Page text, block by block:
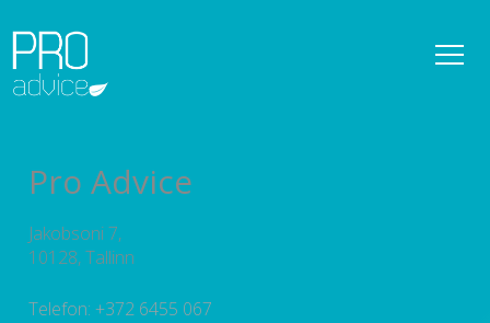
REFERENTSID
DETAILPLANEERINGUD
KONSULTATSIOONID
PROJEKTEERIMISE PROJEKTIJUHTIMINE
Pro Advice
Jakobsoni 7,
10128, Tallinn
Telefon: +372 6455 067